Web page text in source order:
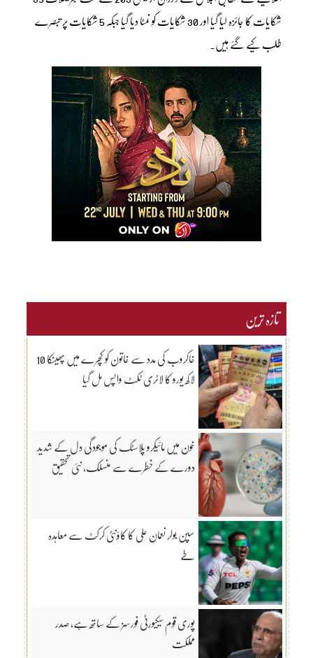
شکایات کا جائزہ لیا گیا اور 30 شکایات کو نمٹا دیا گیا جبکہ 5 شکایات پر تبصرے
طلب کیے گئے ہیں۔
تازہ ترین
خاکروب کی مدد سے خاتون کو کچرے میں پھینکا 10
لاکھ یورو کا لاٹری ٹکٹ واپس مل گیا
خون میں مائیکرو پلاسٹک کی موجودگی دل کے شدید
دورے کے خطرے سے منسلک، نئی تحقیق
سپن بولر نعمان علی کا کاؤنٹی کرکٹ سے معاہدہ
طے
پوری قوم سیکیورٹی فورسز کے ساتھ ہے، صدر
مملکت